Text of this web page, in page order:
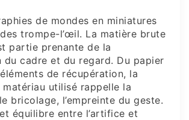
de mondes en miniatures
trompe-l’œil. La matière brute
partie prenante de la
cadre et du regard. Du papier
de récupération, la
matériau utilisé rappelle la
bricolage, l’empreinte du geste.
équilibre entre l’artifice et